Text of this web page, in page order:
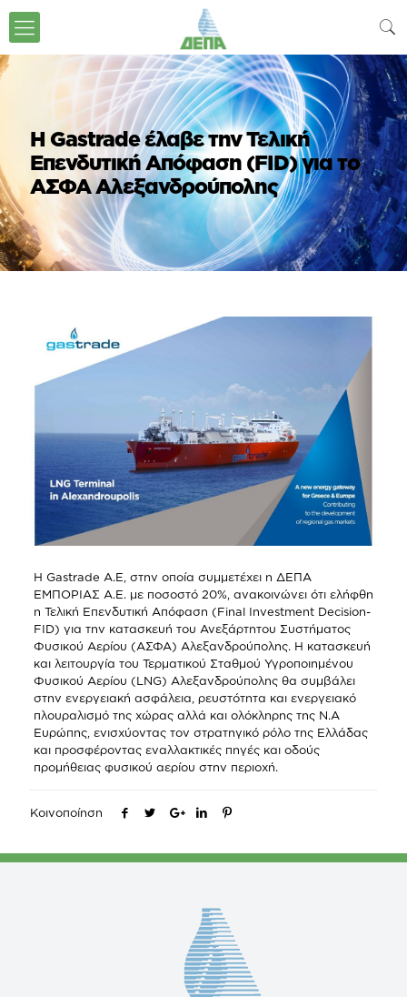
Η Gastrade έλαβε την Τελική
Επενδυτική Απόφαση (FID) για το
ΑΣΦΑ Αλεξανδρούπολης
Η Gastrade Α.Ε, στην οποία συμμετέχει η ΔΕΠΑ
ΕΜΠΟΡΙΑΣ Α.Ε. με ποσοστό 20%, ανακοινώνει ότι ελήφθη
η Τελική Επενδυτική Απόφαση (Final Investment Decision-
FID) για την κατασκευή του Ανεξάρτητου Συστήματος
Φυσικού Αερίου (ΑΣΦΑ) Αλεξανδρούπολης. Η κατασκευή
και λειτουργία του Τερματικού Σταθμού Υγροποιημένου
Φυσικού Αερίου (LNG) Αλεξανδρούπολης θα συμβάλει
στην ενεργειακή ασφάλεια, ρευστότητα και ενεργειακό
πλουραλισμό της χώρας αλλά και ολόκληρης της Ν.Α
Ευρώπης, ενισχύοντας τον στρατηγικό ρόλο της Ελλάδας
και προσφέροντας εναλλακτικές πηγές και οδούς
προμήθειας φυσικού αερίου στην περιοχή.
Κοινοποίηση